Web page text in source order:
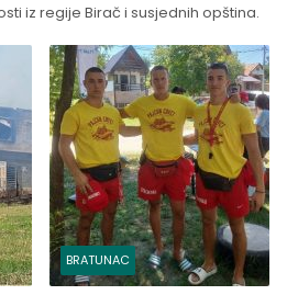
iz regije Birač i susjednih opština.
BRATUNAC